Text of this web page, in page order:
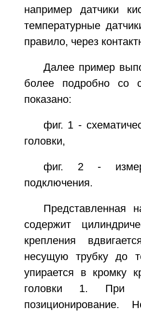
например датчики
температурные
правило, через
Далее пример
более подробно со
показано:
фиг. 1 -
головки,
фиг. 2 -
подключения.
Представленная
содержит
крепления
несущую трубку до
упирается в кромку
головки 1. При
позиционирование.